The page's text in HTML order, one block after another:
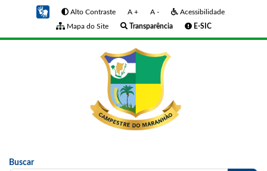
Alto Contraste A + A -
Acessibilidade
Mapa do Site
Transparência E-SIC
Buscar